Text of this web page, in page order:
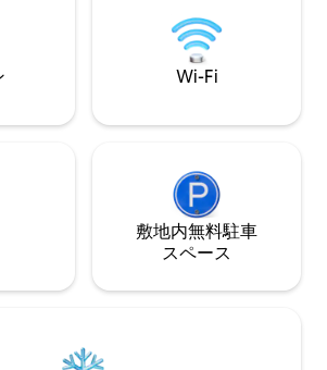
リング。20匹のカメ
います。人気のレス
ウイの宿泊先から徒
、バスケットボー
気。
トランまで歩いて
惑的な、マウイ島
方の階にエアコン
気性の高いインテ
る隠れ家です。
Wi-Fi
敷地内無料駐⁠車
ス⁠ペ⁠ー⁠ス